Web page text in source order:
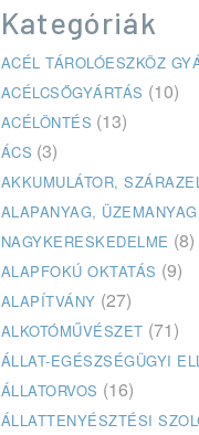
Kategóriák
ACÉL TÁROLÓESZKÖZ
ACÉLCSŐGYÁRTÁS (10)
ACÉLÖNTÉS (13)
ÁCS (3)
AKKUMULÁTOR,
ALAPANYAG,
NAGYKERESKEDELME (8)
ALAPFOKÚ OKTATÁS (9)
ALAPÍTVÁNY (27)
ALKOTÓMŰVÉSZET (71)
ÁLLAT-EGÉSZSÉGÜGYI
ÁLLATORVOS (16)
ÁLLATTENYÉSZTÉSI